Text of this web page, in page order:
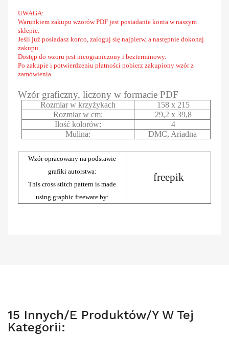
UWAGA:
Warunkiem zakupu wzorów PDF jest posiadanie konta w naszym
sklepie.
Jeśli już posiadasz konto, zaloguj się najpierw, a następnie dokonaj
zakupu.
Dostęp do wzoru jest nieograniczony i bezterminowy.
Po zakupie i potwierdzeniu płatności pobierz zakupiony wzór z
zamówienia.
Wzór graficzny, liczony w formacie PDF
Rozmiar w krzyżykach
158 x 215
Rozmiar w cm:
29,2 x 39,8
Ilość kolorów:
4
Mulina:
DMC, Ariadna
Wzór opracowany na podstawie
grafiki autorstwa:
This cross stitch pattern is made
using graphic freeware by:
freepik
15 Innych/e Produktów/y W Tej
Kategorii: